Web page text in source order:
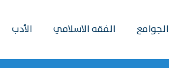
الجوامع الفقه الاسلامي الأدب